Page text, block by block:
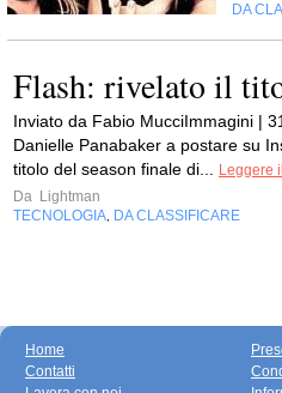
DA
Flash: rivelato il
Inviato da Fabio MucciImmagini |
Danielle Panabaker a postare su
titolo del season finale di...
Leggere
Da Lightman
TECNOLOGIA DA CLASSIFICARE
Home
Contatti